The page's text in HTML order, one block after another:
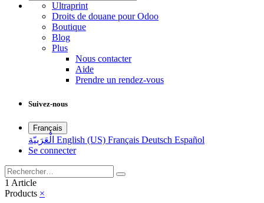
Ultraprint
Droits de douane pour Odoo
Boutique
Blog
Plus
Nous contacter
Aide
Prendre un rendez-vous
Suivez-nous
Français
الْعَرَبيّة English (US) Français Deutsch Español
Se connecter
1 Article
Products ×